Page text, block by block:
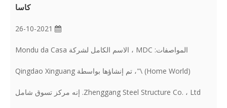
كاسا
المواصفات: MDC ، الاسم الكامل لشركة Mondu da Casa
(Home World) \"، تم إنشاؤها بواسطة Qingdao Xinguang
Zhenggang Steel Structure Co. ، Ltd. إنه مركز تسوق شامل